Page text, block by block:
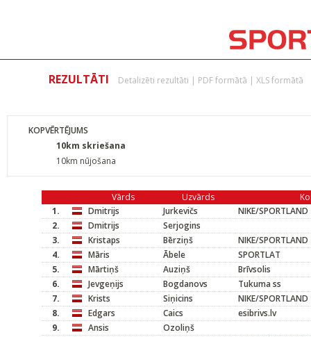
REZULTĀTI Detalizēti rezultāti | PDF formātā | XLS formātā
KOPVĒRTĒJUMS
10km skriešana
10km nūjošana
Vārds Uzvārds
1.
Dmitrijs Jurkevičs
NIKE/SPORTLAND
2.
Dmitrijs
Serjogins
3.
Kristaps Bērziņš
NIKE/SPORTLAND
4.
Māris Ābele
SPORTLAT
5.
Mārtiņš Auziņš
Brīvsolis
6.
Jevgeņijs Bogdanovs
Tukuma ss
7.
Krists Siņicins
NIKE/SPORTLAND
8.
Edgars Caics
esibrivs.lv
9.
Ansis
Ozoliņš